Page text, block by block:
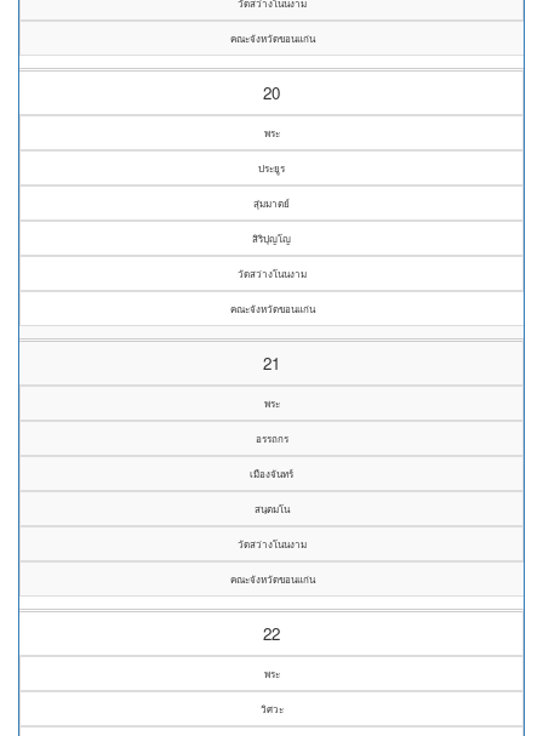
วัดสว่างโนนงาม
คณะจังหวัดขอนแก่น
20
พระ
ประยูร
สุ่มมาตย์
สิริปุญโญ
วัดสว่างโนนงาม
คณะจังหวัดขอนแก่น
21
พระ
อรรถกร
เมืองจันทร์
สนฺตมโน
วัดสว่างโนนงาม
คณะจังหวัดขอนแก่น
22
พระ
วิศวะ